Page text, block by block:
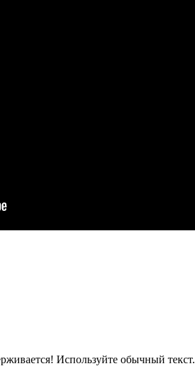
Используйте обычный текст.